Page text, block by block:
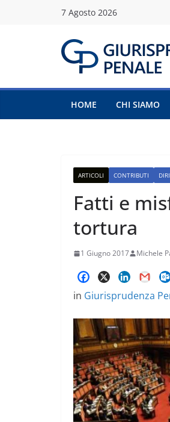
7 Agosto 2026
HOME CHI SIAMO
ARTICOLI CONTRIBUTI
Fatti e
tortura
1 Giugno 2017 Michele
in Giurisprudenza